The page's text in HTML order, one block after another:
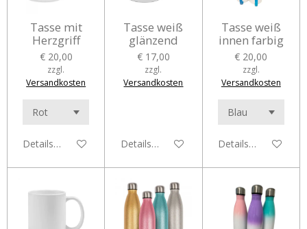
Tasse mit
Herzgriff
€ 20,00
zzgl.
Versandkosten
Details anzeigen
Tasse weiß
glänzend
€ 17,00
zzgl.
Versandkosten
Details anzeigen
Tasse weiß
innen farbig
€ 20,00
zzgl.
Versandkosten
Details anzeigen